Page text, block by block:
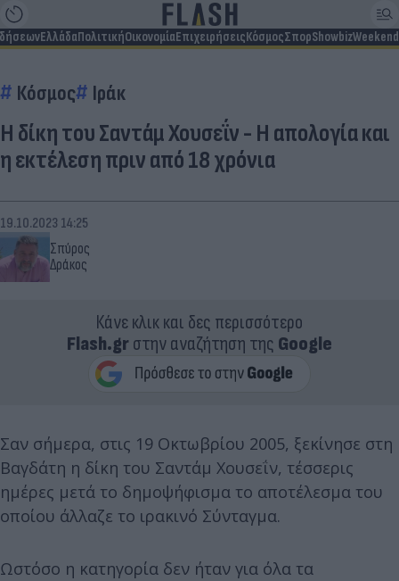
ΕλλάδαΠολιτικήΟικονομίαΕπιχειρήσειςΚόσμοςΣπορShowbizWeekend
Κόσμος Ιράκ
Η δίκη του Σαντάμ Χουσεΐν - Η απολογία και
η εκτέλεση πριν από 18 χρόνια
Σπύρος
Δράκος
19.10.2023 14:25
Κάνε κλικ και δες περισσότερο
Flash.grστην αναζήτηση της Google
Σαν σήμερα, στις 19 Οκτωβρίου 2005, ξεκίνησε στη
Βαγδάτη η δίκη του Σαντάμ Χουσεΐν, τέσσερις
ημέρες μετά το δημοψήφισμα το αποτέλεσμα του
οποίου άλλαζε το ιρακινό Σύνταγμα.
Ωστόσο η κατηγορία δεν ήταν για όλα τα